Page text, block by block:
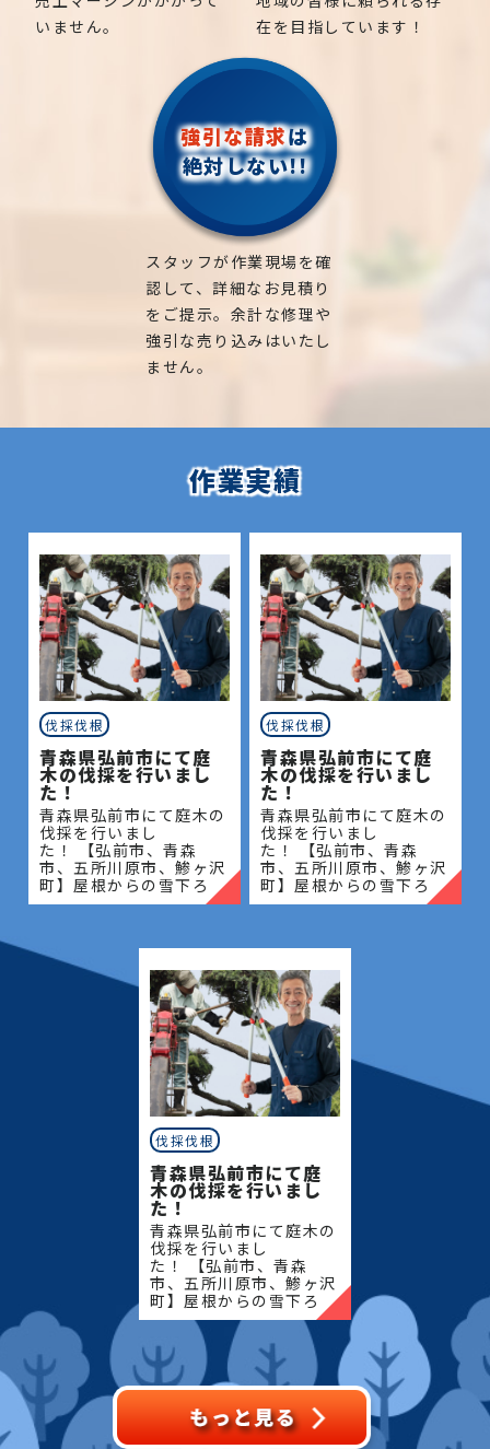
子の木、
ゴールデンアカシア、紅葉、シマトネリコ、
エゴノキ、ハナミズキ、ジューンベリー、ヤマボ
ウシ、カイズカ、花梨、クロガネモチ、ベニカナメ、
サザンカ、ホルトノキ、つつじ、コデマリ
いません。
在を目指しています！
強引な請求は
絶対しない!!
スタッフが作業現場を確
認して、詳細なお見積り
をご提示。余計な修理や
強引な売り込みはいたし
ません。
作業実績
伐採伐根
青森県弘前市にて庭
木の伐採を行いまし
た！
青森県弘前市にて庭木の
伐採を行いまし
た！ 【弘前市、青森
市、五所川原市、鯵ヶ沢
町】屋根からの雪下ろ
し・除雪・排雪などの作
定・草刈りなどのお庭の
こと、造園・
伐採伐根
青森県弘前市にて庭
木の伐採を行いまし
た！
青森県弘前市にて庭木の
伐採を行いまし
た！ 【弘前市、青森
市、五所川原市、鯵ヶ沢
町】屋根からの雪下ろ
し・除雪・排雪などの作
定・草刈りなどのお庭の
こと、造園・
伐採伐根
青森県弘前市にて庭
木の伐採を行いまし
た！
青森県弘前市にて庭木の
伐採を行いまし
た！ 【弘前市、青森
市、五所川原市、鯵ヶ沢
町】屋根からの雪下ろ
し・除雪・排雪などの作
業もお任せください！地
域密着で伐採・抜根・剪
定・草刈りなどのお庭の
こと、造園・